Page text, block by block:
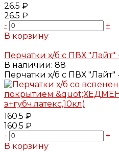
26.5 ₽
26.5 ₽
-
+
В корзину
Перчатки х/б с ПВХ "Лайт"
В наличии: 88
Перчатки х/б с ПВХ "Лайт"
160.5 ₽
160.5 ₽
-
+
В корзину